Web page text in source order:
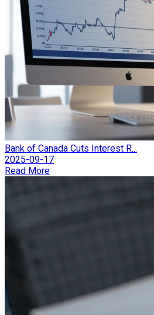
Bank of Canada Cuts Interest R...
2025-09-17
Read More